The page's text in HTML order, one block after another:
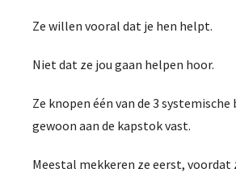
Ze willen vooral dat je hen helpt.
Niet dat ze jou gaan helpen hoor.
Ze knopen één van de 3
gewoon aan de kapstok vast.
Meestal mekkeren ze eerst, voordat